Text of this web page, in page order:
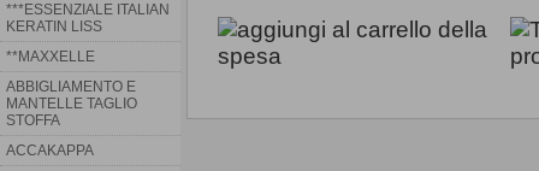
***ESSENZIALE ITALIAN
KERATIN LISS
**MAXXELLE
ABBIGLIAMENTO E
MANTELLE TAGLIO
STOFFA
ACCAKAPPA
LEGGI TUTTO